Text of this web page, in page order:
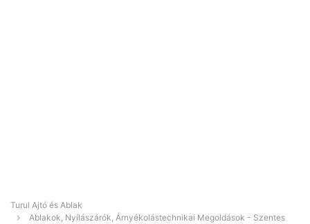
Turul Ajtó és Ablak
Ablakok, Nyílászárók, Árnyékolástechnikai Megoldások - Szentes